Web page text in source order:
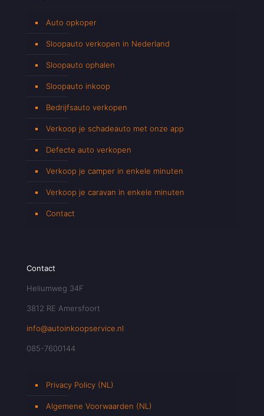
Auto opkoper
Sloopauto verkopen in Nederland
Sloopauto ophalen
Sloopauto inkoop
Bedrijfsauto verkopen
Verkoop je schadeauto met onze app
Defecte auto verkopen
Verkoop je camper in enkele minuten
Verkoop je caravan in enkele minuten
Contact
Contact
Heliumweg 34F
3812 RE Amersfoort
info@autoinkoopservice.nl
085-7600144
Privacy Policy (NL)
Algemene Voorwaarden (NL)